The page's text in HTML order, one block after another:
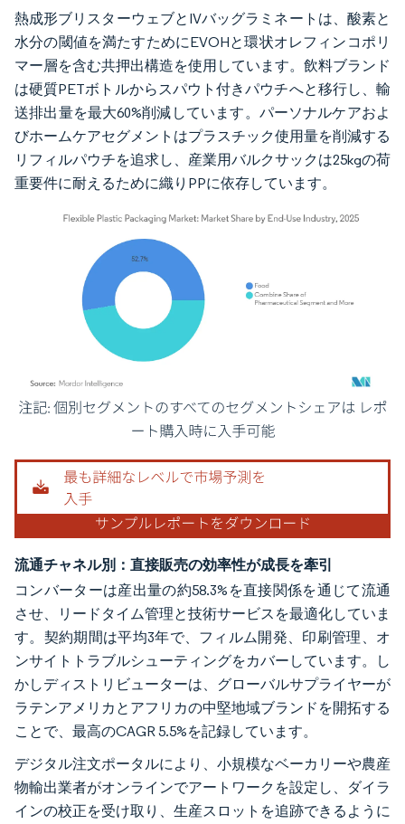
熱成形ブリスターウェブとIVバッグラミネートは、酸素と
水分の閾値を満たすためにEVOHと環状オレフィンコポリ
マー層を含む共押出構造を使用しています。飲料ブランド
は硬質PETボトルからスパウト付きパウチへと移行し、輸
送排出量を最大60%削減しています。パーソナルケアおよ
びホームケアセグメントはプラスチック使用量を削減する
リフィルパウチを追求し、産業用バルクサックは25kgの荷
重要件に耐えるために織りPPに依存しています。
画像 © Mordor Intelligence。再利用にはCC BY 4.0の表示が必要です。
流通チャネル別：直接販売の効率性が成長を牽引
コンバーターは産出量の約58.3%を直接関係を通じて流通
させ、リードタイム管理と技術サービスを最適化していま
す。契約期間は平均3年で、フィルム開発、印刷管理、オ
ンサイトトラブルシューティングをカバーしています。し
かしディストリビューターは、グローバルサプライヤーが
ラテンアメリカとアフリカの中堅地域ブランドを開拓する
ことで、最高のCAGR 5.5%を記録しています。
デジタル注文ポータルにより、小規模なベーカリーや農産
物輸出業者がオンラインでアートワークを設定し、ダイラ
インの校正を受け取り、生産スロットを追跡できるように